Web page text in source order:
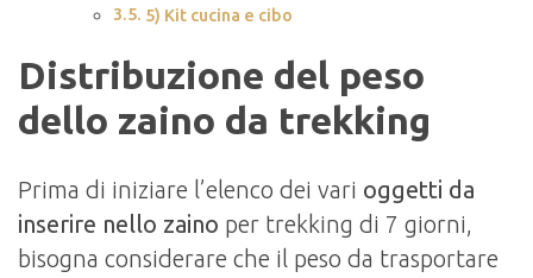
5) Kit cucina e cibo
Distribuzione del peso
dello zaino da trekking
Prima di iniziare l’elenco dei vari oggetti da
inserire nello zaino per trekking di 7 giorni,
bisogna considerare che il peso da trasportare